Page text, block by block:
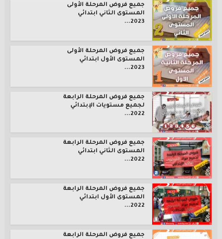
جميع فروض المرحلة الأولى
المستوى الثاني ابتدائي
2023...
جميع فروض المرحلة الأولى
المستوى الأول ابتدائي
2023...
جميع فروض المرحلة الرابعة
لجميع مستويات الإبتدائي
2022...
جميع فروض المرحلة الرابعة
المستوى الثاني ابتدائي
2022...
جميع فروض المرحلة الرابعة
المستوى الأول ابتدائي
2022...
جميع فروض المرحلة الرابعة